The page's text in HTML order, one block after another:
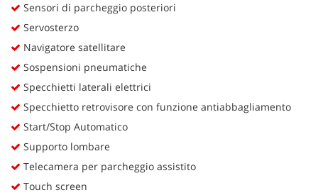
Sensori di parcheggio posteriori
Servosterzo
Navigatore satellitare
Sospensioni pneumatiche
Specchietti laterali elettrici
Specchietto retrovisore con funzione antiabbagliamento
Start/Stop Automatico
Supporto lombare
Telecamera per parcheggio assistito
Touch screen